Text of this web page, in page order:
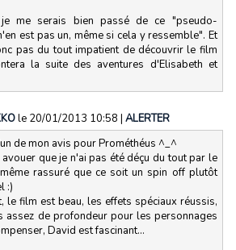
je me serais bien passé de ce "pseudo-
est pas un, même si cela y ressemble". Et
pas du tout impatient de découvrir le film
la suite des aventures d'Elisabeth et
le 20/01/2013 10:58 | ALERTER
de mon avis pour Prométhéus ^_^
que je n'ai pas été déçu du tout par le
rassuré que ce soit un spin off plutôt
:)
le film est beau, les effets spéciaux réussis,
assez de profondeur pour les personnages
David est fascinant...